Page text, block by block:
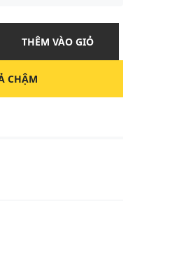
THÊM VÀO GIỎ
CHẬM